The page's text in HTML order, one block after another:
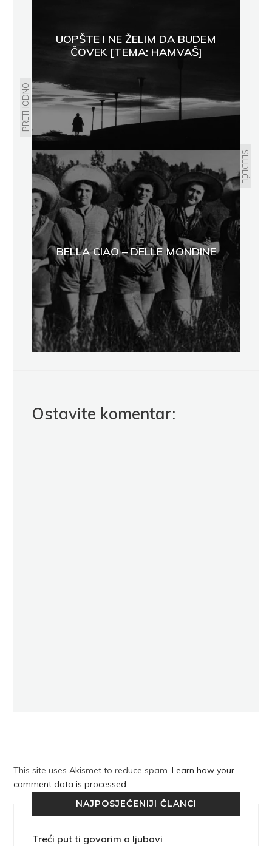
PRETHODNO
UOPŠTE I NE ŽELIM DA BUDEM
ČOVEK [TEMA: HAMVAŠ]
SLEDEĆE
BELLA CIAO – DELLE MONDINE
Ostavite komentar:
This site uses Akismet to reduce spam.Learn how your
comment data is processed.
NAJPOSJEĆENIJI ČLANCI
Treći put ti govorim o ljubavi